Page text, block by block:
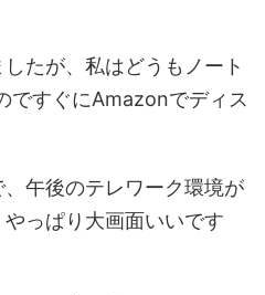
たが、私はどうもノート
ですぐにAmazonでディス
午後のテレワーク環境が
っぱり大画面いいです